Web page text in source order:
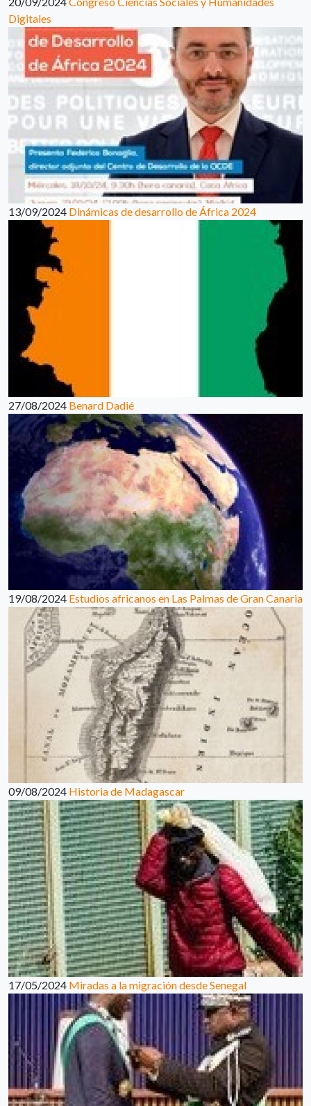
Digitales
13/09/2024 Dinámicas de desarrollo de África 2024
27/08/2024 Benard Dadié
19/08/2024 Estudios africanos en Las Palmas de Gran Canaria
09/08/2024 Historia de Madagascar
17/05/2024 Miradas a la migración desde Senegal